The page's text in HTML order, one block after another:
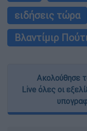
ειδήσεις τώρα
Βλαντίμιρ
Ακολούθησε
Live όλες οι